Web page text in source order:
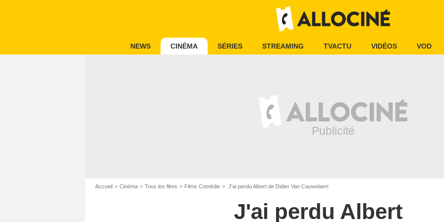
NEWS CINÉMA SÉRIES STREAMING TVACTU VIDÉOS VOD
Accueil Cinéma Tous les films Films Comédie J'ai perdu Albert de Didier Van Cauwelaert
J'ai perdu Albert